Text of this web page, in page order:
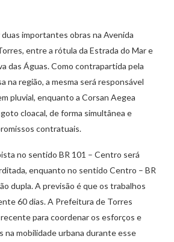
importantes obras na Avenida
entre a rótula da Estrada do Mar e
das Águas. Como contrapartida pela
na região, a mesma será responsável
pluvial, enquanto a Corsan Aegea
cloacal, de forma simultânea e
contratuais.
no sentido BR 101 – Centro será
enquanto no sentido Centro – BR
dupla. A previsão é que os trabalhos
60 dias. A Prefeitura de Torres
para coordenar os esforços e
na mobilidade urbana durante esse